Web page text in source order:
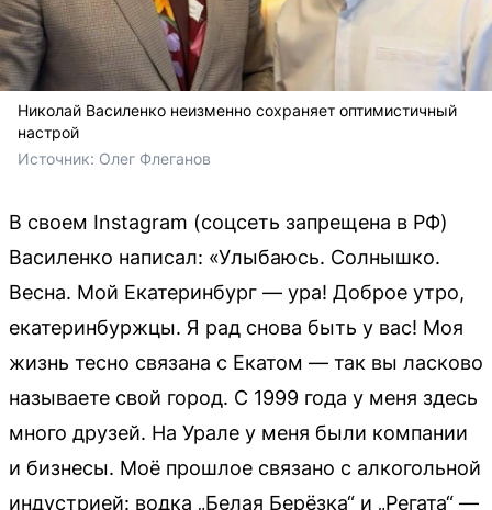
Николай Василенко неизменно сохраняет оптимистичный
настрой
Источник: Олег Флеганов
В своем Instagram (соцсеть запрещена в РФ)
Василенко написал: «Улыбаюсь. Солнышко.
Весна. Мой Екатеринбург — ура! Доброе утро,
екатеринбуржцы. Я рад снова быть у вас! Моя
жизнь тесно связана с Екатом — так вы ласково
называете свой город. С 1999 года у меня здесь
много друзей. На Урале у меня были компании
и бизнесы. Моё прошлое связано с алкогольной
индустрией: водка „Белая Берёзка“ и „Регата“ —